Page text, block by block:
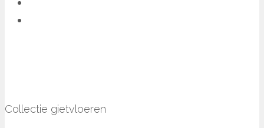
Collectie gietvloeren